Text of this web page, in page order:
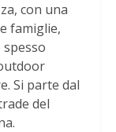
con una
famiglie,
Si parte dal
del